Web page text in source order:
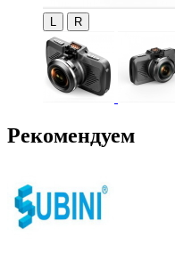
R
Рекомендуем